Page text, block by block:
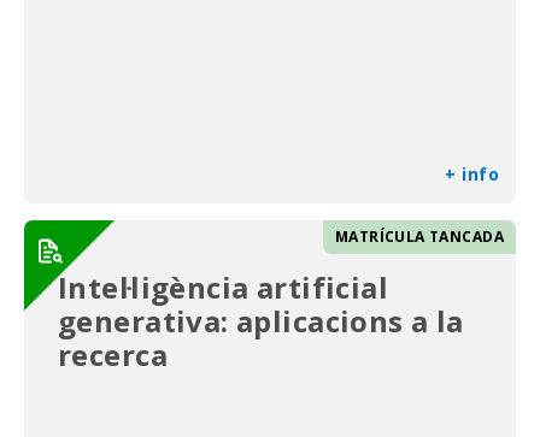
+ info
MATRÍCULA TANCADA
Intel·ligència artificial
generativa: aplicacions a la
recerca